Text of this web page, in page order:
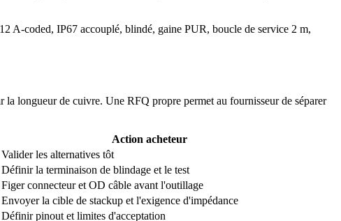
A-coded, IP67 accouplé, blindé, gaine PUR, boucle de service 2 m,
longueur de cuivre. Une RFQ propre permet au fournisseur de séparer
Action acheteur
Valider les alternatives tôt
Définir la terminaison de blindage et le test
Figer connecteur et OD câble avant l'outillage
Envoyer la cible de stackup et l'exigence d'impédance
Définir pinout et limites d'acceptation